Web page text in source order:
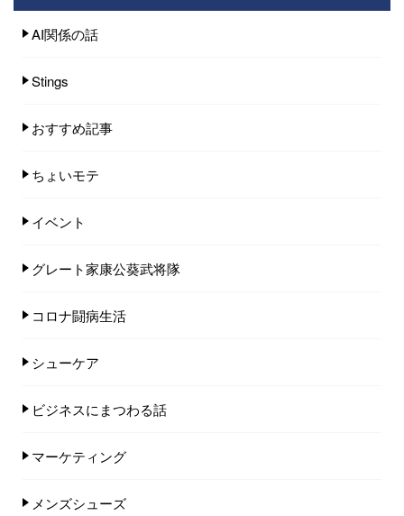
AI関係の話
Stings
おすすめ記事
ちょいモテ
イベント
グレート家康公葵武将隊
コロナ闘病生活
シューケア
ビジネスにまつわる話
マーケティング
メンズシューズ